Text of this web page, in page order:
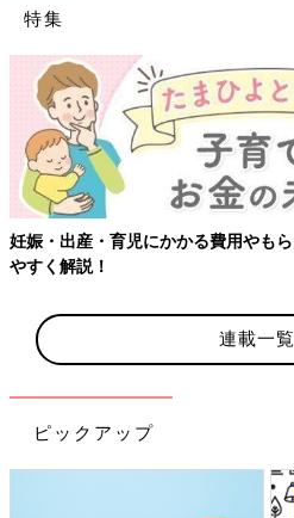
特集
妊娠・出産・育児にかかる費用やも
やすく解説！
連載一
ピックアップ